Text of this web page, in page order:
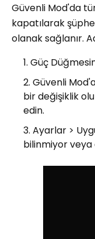
Güvenli Mod'da
kapatılarak
olanak sağlanır.
Güç
Güvenli
bir değişiklik
edin.
Ayarlar >
bilinmiyor veya